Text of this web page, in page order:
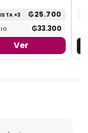
×3 ₲25.700
₲33.300
Ver